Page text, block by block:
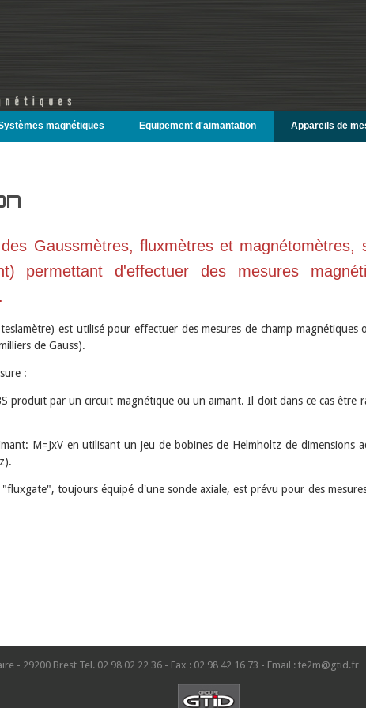
magnétiques Equipement d'aimantation Appareils de
Gaussmètres, fluxmètres et magnétomètres,
permettant d'effectuer des mesures
est utilisé pour effectuer des mesures de champ
de Gauss).
:
produit par un circuit magnétique ou un aimant. Il doit dans ce cas être
M=JxV en utilisant un jeu de bobines de Helmholtz de dimensions
toujours équipé d'une sonde axiale, est prévu pour des
- 29200 Brest Tel. 02 98 02 22 36 - Fax : 02 98 42 16 73 - Email : te2m@gtid.fr